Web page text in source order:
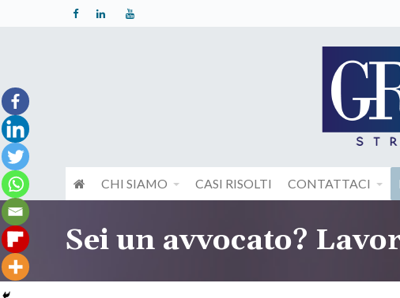
CHI SIAMO CASI RISOLTI CONTATTACI
Sei un avvocato?